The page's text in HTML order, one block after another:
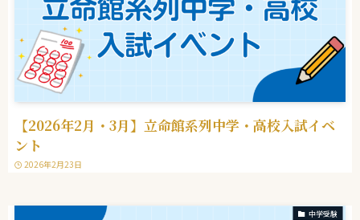
【2026年2月・3月】立命館系列中学・高校入試イベ
ント
2026年2月23日
中学受験